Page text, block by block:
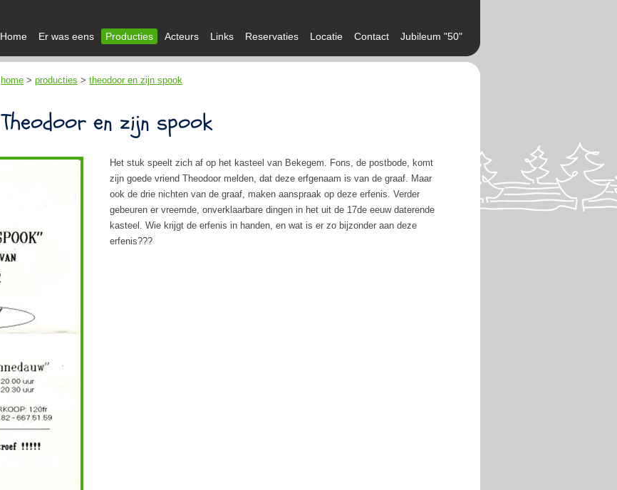
Home Er was eens Producties Acteurs Links Reservaties Locatie Contact Jubileum "50"
home > producties > theodoor en zijn spook
Theodoor en zijn spook
Het stuk speelt zich af op het kasteel van Bekegem. Fons, de postbode, komt
zijn goede vriend Theodoor melden, dat deze erfgenaam is van de graaf. Maar
ook de drie nichten van de graaf, maken aanspraak op deze erfenis. Verder
gebeuren er vreemde, onverklaarbare dingen in het uit de 17de eeuw daterende
kasteel. Wie krijgt de erfenis in handen, en wat is er zo bijzonder aan deze
erfenis???